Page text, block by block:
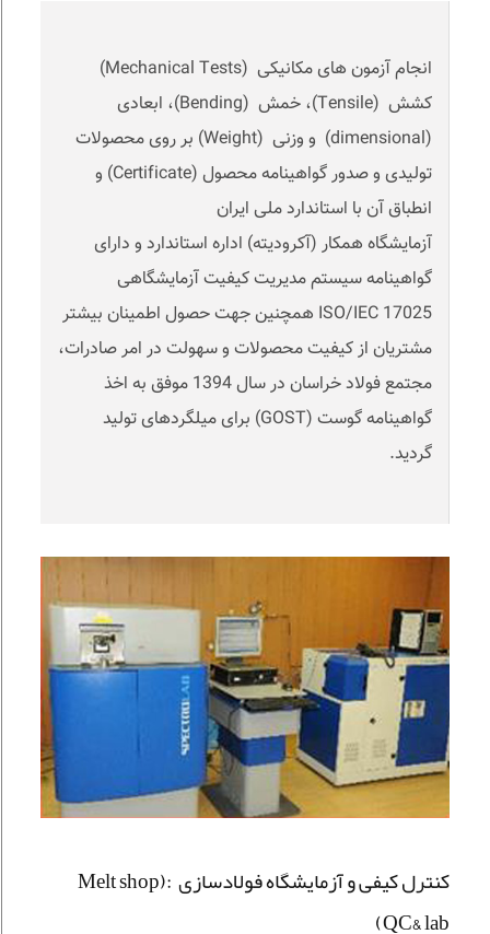
انجام آزمون های مکانیکی (Mechanical Tests)
کشش (Tensile)، خمش (Bending)، ابعادی
(dimensional) و وزنی (Weight) بر روی محصولات
تولیدی و صدور گواهینامه محصول (Certificate) و
انطباق آن با استاندارد ملی ایران
آزمایشگاه همکار (آکرودیته) اداره استاندارد و دارای
گواهینامه سیستم مدیریت کیفیت آزمایشگاهی
ISO/IEC 17025 همچنین جهت حصول اطمینان بیشتر
مشتریان از کیفیت محصولات و سهولت در امر صادرات،
مجتمع فولاد خراسان در سال 1394 موفق به اخذ
گواهینامه گوست (GOST) برای میلگردهای تولید
گردید.
کنترل کیفی و آزمایشگاه فولادسازی :(Melt shop
QC& lab)